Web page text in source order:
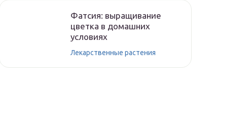
Фатсия: выращивание
цветка в домашних
условиях
Лекарственные растения